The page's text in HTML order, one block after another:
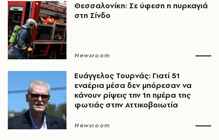
Θεσσαλονίκη: Σε ύφεση η πυρκαγιά
στη Σίνδο
Newsroom
Ευάγγελος Τουρνάς: Γιατί 51
εναέρια μέσα δεν μπόρεσαν να
κάνουν ρίψεις την 1η ημέρα της
φωτιάς στην Αττικοβοιωτία
Newsroom